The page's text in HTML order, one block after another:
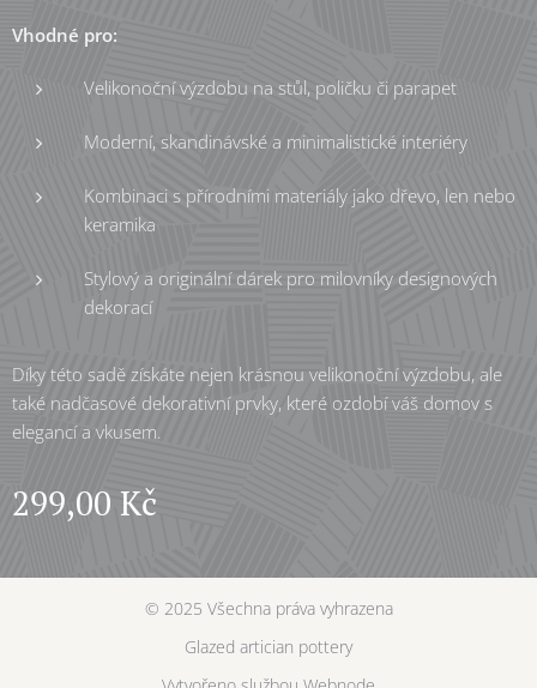
Vhodné pro:
Velikonoční výzdobu na stůl, poličku či parapet
Moderní, skandinávské a minimalistické interiéry
Kombinaci s přírodními materiály jako dřevo, len nebo
keramika
Stylový a originální dárek pro milovníky designových
dekorací
Díky této sadě získáte nejen krásnou velikonoční výzdobu, ale
také nadčasové dekorativní prvky, které ozdobí váš domov s
elegancí a vkusem.
299,00 Kč
© 2025 Všechna práva vyhrazena
Glazed artician pottery